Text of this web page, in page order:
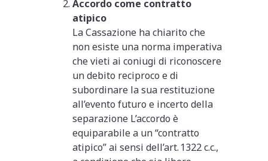
Accordo come contratto
atipico
La Cassazione ha chiarito che
non esiste una norma imperativa
che vieti ai coniugi di riconoscere
un debito reciproco e di
subordinare la sua restituzione
all’evento futuro e incerto della
separazione L’accordo è
equiparabile a un “contratto
atipico” ai sensi dell’art. 1322 c.c.,